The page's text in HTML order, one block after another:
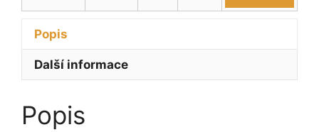
pr.
Popis
Další informace
Popis